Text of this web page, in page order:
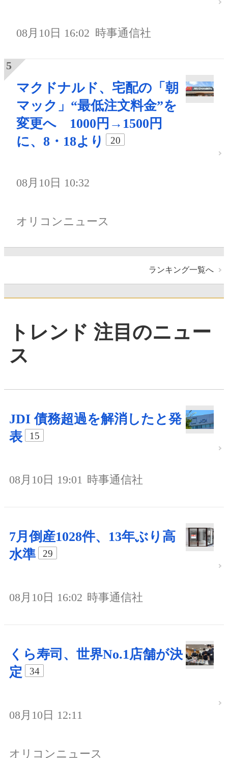
08月10日 16:02 時事通信社
マクドナルド、宅配の「朝
マック」“最低注文料金”を
変更へ 1000円→1500円
に、8・18より
20
08月10日 10:32
オリコンニュース
ランキング一覧へ
トレンド 注目のニュー
ス
JDI 債務超過を解消したと発
表
15
08月10日 19:01 時事通信社
7月倒産1028件、13年ぶり高
水準
29
08月10日 16:02 時事通信社
くら寿司、世界No.1店舗が決
定
34
08月10日 12:11
オリコンニュース